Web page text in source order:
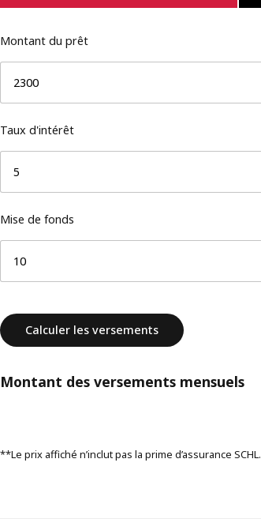
Montant du prêt
Taux d'intérêt
Mise de fonds
Calculer les versements
Montant des versements mensuels
**Le prix affiché n’inclut pas la prime d’assurance SCHL.